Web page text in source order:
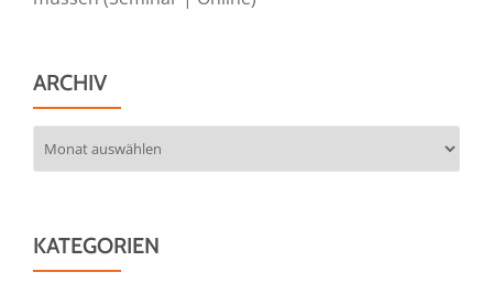
ARCHIV
KATEGORIEN